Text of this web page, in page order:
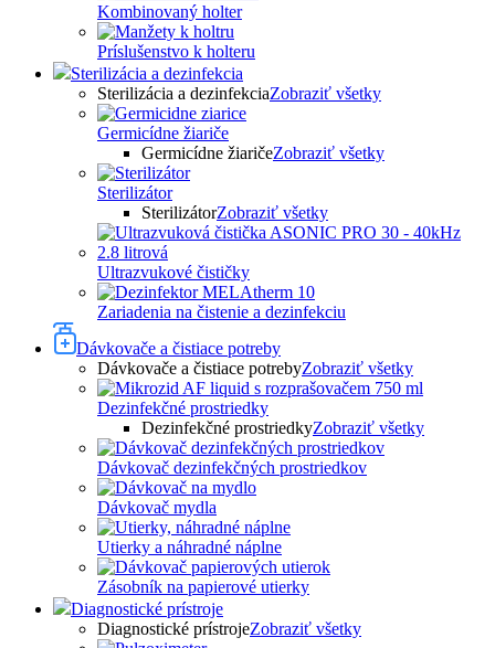
Kombinovaný holter
Príslušenstvo k holteru
Sterilizácia a dezinfekcia
Sterilizácia a dezinfekciaZobraziť všetky
Germicídne žiariče
Germicídne žiaričeZobraziť všetky
Sterilizátor
SterilizátorZobraziť všetky
Ultrazvukové čističky
Zariadenia na čistenie a dezinfekciu
Dávkovače a čistiace potreby
Dávkovače a čistiace potrebyZobraziť všetky
Dezinfekčné prostriedky
Dezinfekčné prostriedkyZobraziť všetky
Dávkovač dezinfekčných prostriedkov
Dávkovač mydla
Utierky a náhradné náplne
Zásobník na papierové utierky
Diagnostické prístroje
Diagnostické prístrojeZobraziť všetky